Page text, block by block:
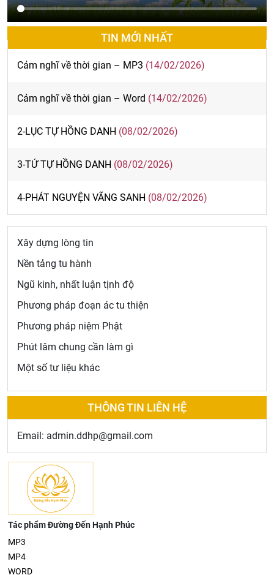
TIN MỚI NHẤT
Cảm nghĩ về thời gian – MP3 (14/02/2026)
Cảm nghĩ về thời gian – Word (14/02/2026)
2-LỤC TỰ HỒNG DANH (08/02/2026)
3-TỨ TỰ HỒNG DANH (08/02/2026)
4-PHÁT NGUYỆN VÃNG SANH (08/02/2026)
Xây dựng lòng tin
Nền tảng tu hành
Ngũ kinh, nhất luận tịnh độ
Phương pháp đoạn ác tu thiện
Phương pháp niệm Phật
Phút lâm chung cần làm gì
Một số tư liệu khác
THÔNG TIN LIÊN HỆ
Email: admin.ddhp@gmail.com
Tác phẩm Đường Đến Hạnh Phúc
MP3
MP4
WORD